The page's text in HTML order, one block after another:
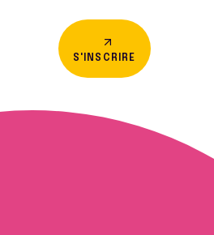
S'INSCRIRE